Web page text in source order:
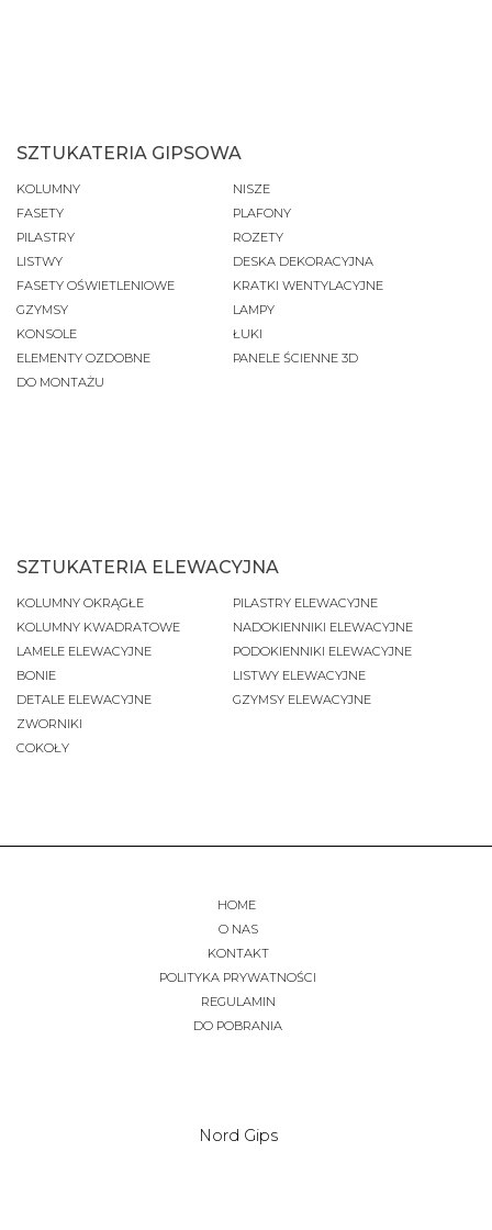
SZTUKATERIA GIPSOWA
KOLUMNY
FASETY
PILASTRY
LISTWY
FASETY OŚWIETLENIOWE
GZYMSY
KONSOLE
ELEMENTY OZDOBNE
DO MONTAŻU
NISZE
PLAFONY
ROZETY
DESKA DEKORACYJNA
KRATKI WENTYLACYJNE
LAMPY
ŁUKI
PANELE ŚCIENNE 3D
SZTUKATERIA ELEWACYJNA
KOLUMNY OKRĄGŁE
KOLUMNY KWADRATOWE
LAMELE ELEWACYJNE
BONIE
DETALE ELEWACYJNE
ZWORNIKI
COKOŁY
PILASTRY ELEWACYJNE
NADOKIENNIKI ELEWACYJNE
PODOKIENNIKI ELEWACYJNE
LISTWY ELEWACYJNE
GZYMSY ELEWACYJNE
HOME
O NAS
KONTAKT
POLITYKA PRYWATNOŚCI
REGULAMIN
DO POBRANIA
Nord Gips